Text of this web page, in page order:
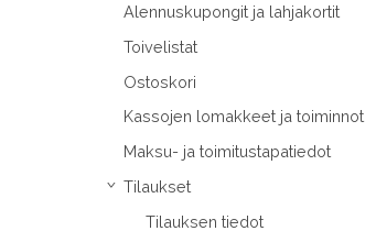
Alennuskupongit ja lahjakortit
Toivelistat
Ostoskori
Kassojen lomakkeet ja toiminnot
Maksu- ja toimitustapatiedot
› Tilaukset
Tilauksen tiedot